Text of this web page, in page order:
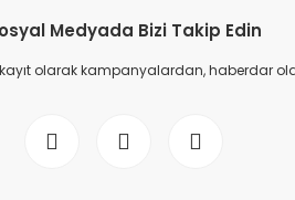
Medyada Bizi Takip Edin
olarak kampanyalardan, haberdar